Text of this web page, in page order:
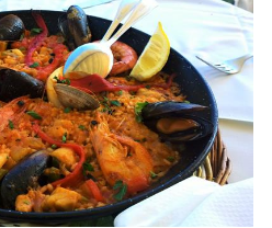
& Arte
Playas